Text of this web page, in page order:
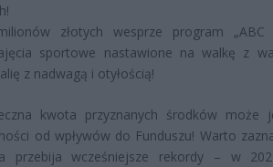
złotych wesprze program „ABC
sportowe nastawione na walkę z
z nadwagą i otyłością!
kwota przyznanych środków może
od wpływów do Funduszu! Warto
przebija wcześniejsze rekordy – w